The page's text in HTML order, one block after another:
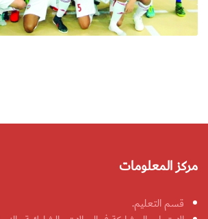
مركز المعلومات
قسم التعليم.